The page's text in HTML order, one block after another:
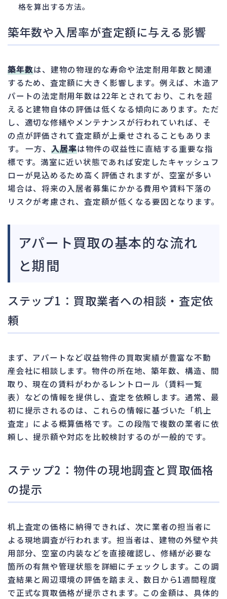
格を算出する方法。
築年数や入居率が査定額に与える影響
築年数は、建物の物理的な寿命や法定耐用年数と関連
するため、査定額に大きく影響します。例えば、木造ア
パートの法定耐用年数は22年とされており、これを超
えると建物自体の評価は低くなる傾向にあります。ただ
し、適切な修繕やメンテナンスが行われていれば、そ
の点が評価されて査定額が上乗せされることもありま
す。 一方、 入居率は物件の収益性に直結する重要な指
標です。満室に近い状態であれば安定したキャッシュフ
ローが見込めるため高く評価されますが、空室が多い
場合は、将来の入居者募集にかかる費用や賃料下落の
リスクが考慮され、査定額が低くなる要因となります。
アパート買取の基本的な流れ
と期間
ステップ1：買取業者への相談・査定依
頼
まず、アパートなど収益物件の買取実績が豊富な不動
産会社に相談します。物件の所在地、築年数、構造、間
取り、現在の賃料がわかるレントロール（賃料一覧
表）などの情報を提供し、査定を依頼します。通常、最
初に提示されるのは、これらの情報に基づいた「机上
査定」による概算価格です。この段階で複数の業者に依
頼し、提示額や対応を比較検討するのが一般的です。
ステップ2：物件の現地調査と買取価格
の提示
机上査定の価格に納得できれば、次に業者の担当者に
よる現地調査が行われます。担当者は、建物の外壁や共
用部分、空室の内装などを直接確認し、修繕が必要な
箇所の有無や管理状態を詳細にチェックします。この調
査結果と周辺環境の評価を踏まえ、数日から1週間程度
で正式な買取価格が提示されます。この金額は、具体的